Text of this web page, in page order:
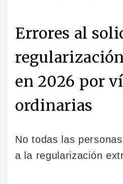
Errores al
en 2026 por
ordinarias
No todas las
a la regularización